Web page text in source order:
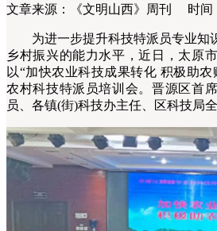
文章来源：《文明山西》周刊 时
为进一步提升科技特派员专业知
乡村振兴的能力水平，近日，太原
以“加快农业科技成果转化 积极助
农村科技特派员培训会。晋源区首
员、各镇(街)科技办主任、区科技局